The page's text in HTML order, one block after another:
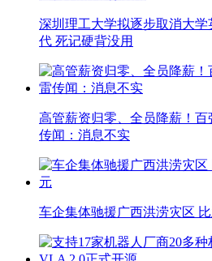
深圳理工大学拟逐步取消大
代 死记硬背没用
高管薪资归零、全员降薪！
传闻：消息不实
车企集体驰援广西洪涝灾区